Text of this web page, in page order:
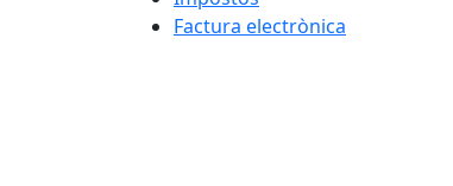
Factura electrònica